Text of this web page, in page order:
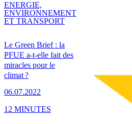
Le Green Brief : la
PFUE a-t-elle fait des
miracles pour le
climat ?
06.07.2022
ENERGIE,
ENVIRONNEMENT
ET TRANSPORT
12 MINUTES